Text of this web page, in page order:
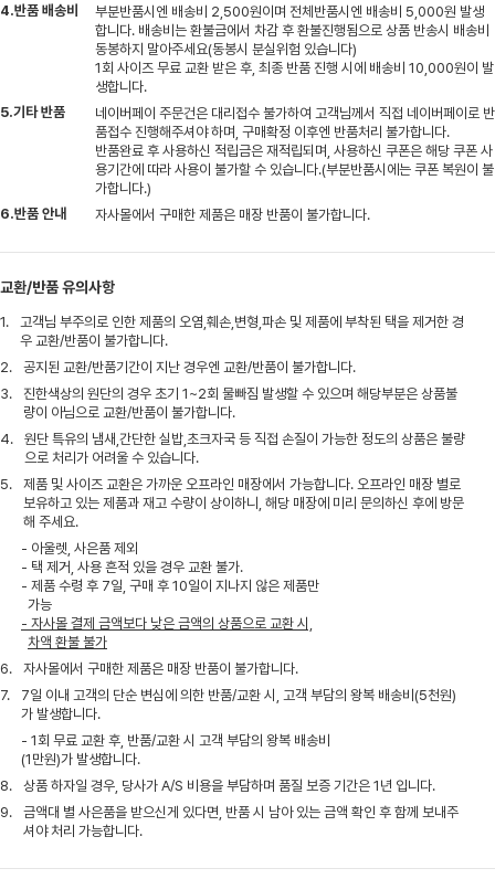
4.반품 배송비
부분반품시엔 배송비 2,500원이며 전체반품시엔 배송비 5,000원 발생
합니다. 배송비는 환불금에서 차감 후 환불진행됨으로 상품 반송시 배송비
동봉하지 말아주세요(동봉시 분실위험 있습니다)
1회 사이즈 무료 교환 받은 후, 최종 반품 진행 시에 배송비 10,000원이 발
생합니다.
5.기타 반품
네이버페이 주문건은 대리접수 불가하여 고객님께서 직접 네이버페이로 반
품접수 진행해주셔야 하며, 구매확정 이후엔 반품처리 불가합니다.
반품완료 후 사용하신 적립금은 재적립되며, 사용하신 쿠폰은 해당 쿠폰 사
용기간에 따라 사용이 불가할 수 있습니다.(부분반품시에는 쿠폰 복원이 불
가합니다.)
6.반품 안내
자사몰에서 구매한 제품은 매장 반품이 불가합니다.
교환/반품 유의사항
1.
고객님 부주의로 인한 제품의 오염,훼손,변형,파손 및 제품에 부착된 택을 제거한 경
우 교환/반품이 불가합니다.
2.
공지된 교환/반품기간이 지난 경우엔 교환/반품이 불가합니다.
3.
진한색상의 원단의 경우 초기 1~2회 물빠짐 발생할 수 있으며 해당부분은 상품불
량이 아님으로 교환/반품이 불가합니다.
4.
원단 특유의 냄새,간단한 실밥,초크자국 등 직접 손질이 가능한 정도의 상품은 불량
으로 처리가 어려울 수 있습니다.
5.
제품 및 사이즈 교환은 가까운 오프라인 매장에서 가능합니다. 오프라인 매장 별로
보유하고 있는 제품과 재고 수량이 상이하니, 해당 매장에 미리 문의하신 후에 방문
해 주세요.
- 아울렛, 사은품 제외
- 택 제거, 사용 흔적 있을 경우 교환 불가.
- 제품 수령 후 7일, 구매 후 10일이 지나지 않은 제품만
가능
- 자사몰 결제 금액보다 낮은 금액의 상품으로 교환 시,
차액 환불 불가
6.
자사몰에서 구매한 제품은 매장 반품이 불가합니다.
7.
7일 이내 고객의 단순 변심에 의한 반품/교환 시, 고객 부담의 왕복 배송비(5천원)
가 발생합니다.
- 1회 무료 교환 후, 반품/교환 시 고객 부담의 왕복 배송비
(1만원)가 발생합니다.
8.
상품 하자일 경우, 당사가 A/S 비용을 부담하며 품질 보증 기간은 1년 입니다.
9.
금액대 별 사은품을 받으신게 있다면, 반품 시 남아 있는 금액 확인 후 함께 보내주
셔야 처리 가능합니다.